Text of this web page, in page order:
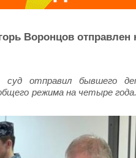
Воронцов отправлен
суд отправил бывшего
режима на четыре